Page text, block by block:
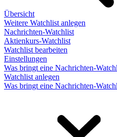
Übersicht
Weitere Watchlist anlegen
Nachrichten-Watchlist
Aktienkurs-Watchlist
Watchlist bearbeiten
Einstellungen
Was bringt eine Nachrichten-
Watchlist anlegen
Was bringt eine Nachrichten-